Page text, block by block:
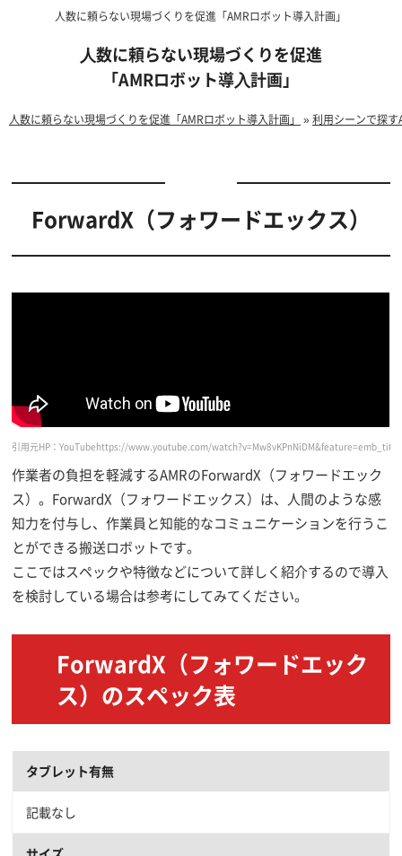
人数に頼らない現場づくりを促進「AMRロボット導入計画」
⼈数に頼らない現場づくりを促進
「AMRロボット導⼊計画」
人数に頼らない現場づくりを促進「AMRロボット導入計画」 »利用シーンで探
ForwardX（フォワードエックス）
引用元HP：YouTubehttps://www.youtube.com/watch?v=Mw8vKPnNiDM&feature=emb_title
作業者の負担を軽減するAMRのForwardX（フォワードエック
ス）。ForwardX（フォワードエックス）は、人間のような感
知力を付与し、作業員と知能的なコミュニケーションを行うこ
とができる搬送ロボットです。
ここではスペックや特徴などについて詳しく紹介するので導入
を検討している場合は参考にしてみてください。
ForwardX（フォワードエック
ス）のスペック表
タブレット有無
記載なし